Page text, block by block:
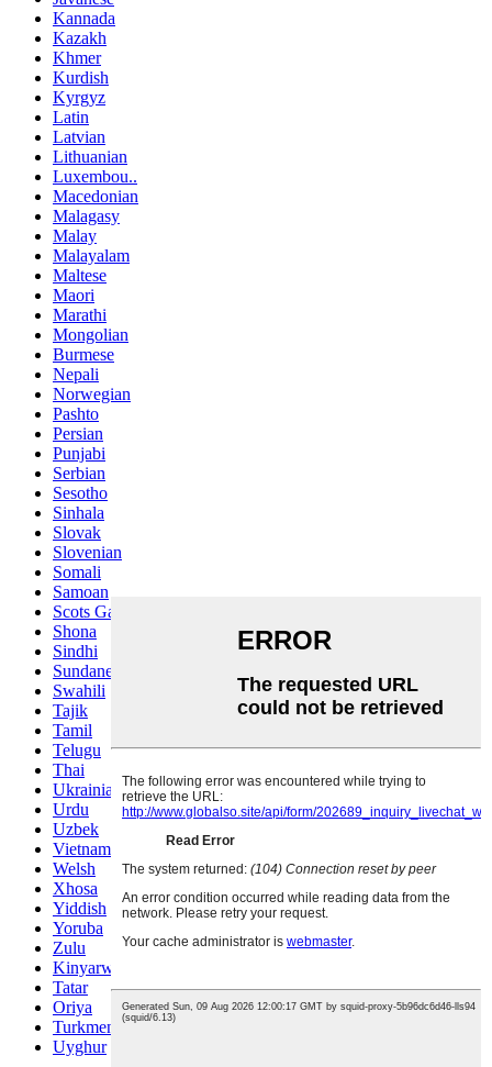
Kannada
Kazakh
Khmer
Kurdish
Kyrgyz
Latin
Latvian
Lithuanian
Luxembou..
Macedonian
Malagasy
Malay
Malayalam
Maltese
Maori
Marathi
Mongolian
Burmese
Nepali
Norwegian
Pashto
Persian
Punjabi
Serbian
Sesotho
Sinhala
Slovak
Slovenian
Somali
Samoan
Scots Gaelic
Shona
Sindhi
Sundanese
Swahili
Tajik
Tamil
Telugu
Thai
Ukrainian
Urdu
Uzbek
Vietnamese
Welsh
Xhosa
Yiddish
Yoruba
Zulu
Kinyarwanda
Tatar
Oriya
Turkmen
Uyghur